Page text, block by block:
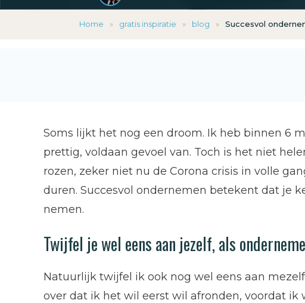
Home » gratis inspiratie » blog » Succesvol
Soms lijkt het nog een droom. Ik heb binnen 6
prettig, voldaan gevoel van. Toch is het niet
rozen, zeker niet nu de Corona crisis in volle
duren. Succesvol ondernemen betekent dat je
nemen.
Twijfel je wel eens aan jezelf, als
Natuurlijk twijfel ik ook nog wel eens aan
over dat ik het wil eerst wil afronden, voordat ik